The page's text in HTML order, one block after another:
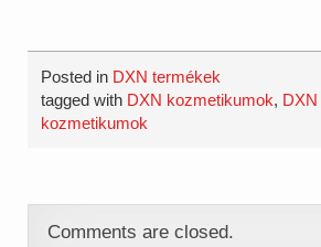
Posted in DXN termékek
tagged with DXN kozmetikumok,
kozmetikumok
Comments are closed.